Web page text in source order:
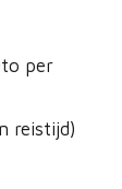
per
reistijd)